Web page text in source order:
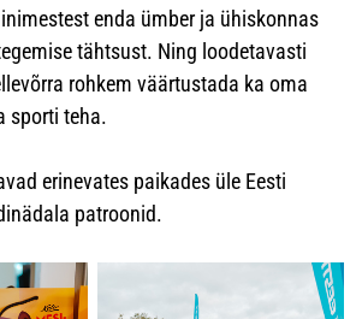
enda ümber ja ühiskonnas
tähtsust. Ning loodetavasti
rohkem väärtustada ka oma
sporti teha.
erinevates paikades üle Eesti
patroonid.